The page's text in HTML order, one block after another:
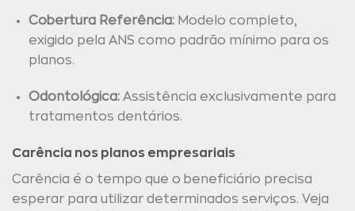
Cobertura Referência:Modelo completo,
exigido pela ANS como padrão mínimo para os
planos.
Odontológica:Assistência exclusivamente para
tratamentos dentários.
Carência nos planos empresariais
Carência é o tempo que o beneficiário precisa
esperar para utilizar determinados serviços. Veja